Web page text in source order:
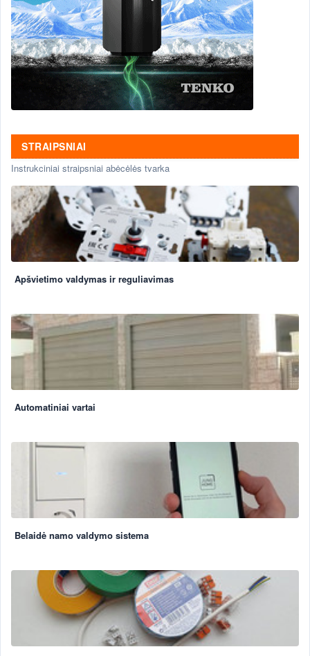
STRAIPSNIAI
Instrukciniai straipsniai abėcėlės tvarka
Apšvietimo valdymas ir reguliavimas
Automatiniai vartai
Belaidė namo valdymo sistema